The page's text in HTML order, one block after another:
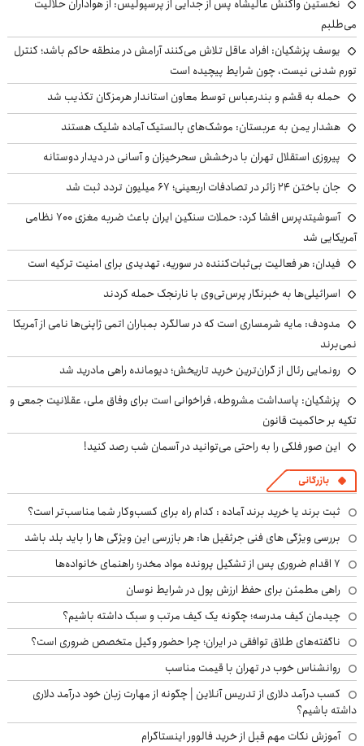
نخستین واکنش عالیشاه پس از جدایی از پرسپولیس: از هواداران حلالیت
می‌طلبم
یوسف پزشکیان: افراد عاقل تلاش می‌کنند آرامش در منطقه حاکم باشد؛ کنترل
تورم شدنی نیست، چون شرایط پیچیده است
حمله به قشم و بندرعباس توسط معاون استاندار هرمزگان تکذیب شد
هشدار یمن به عربستان: موشک‌های بالستیک آماده شلیک هستند
پیروزی استقلال تهران با درخشش سحرخیزان و آسانی در دیدار دوستانه
جان باختن ۲۴ زائر در تصادفات اربعینی؛ ۶۷ میلیون تردد ثبت شد
آسوشیتدپرس افشا کرد: حملات سنگین ایران باعث ضربه مغزی ۷۰۰ نظامی
آمریکایی شد
فیدان: هر فعالیت بی‌ثبات‌کننده در سوریه، تهدیدی برای امنیت ترکیه است
اسرائیلی‌ها به خبرنگار پرس‌تی‌وی با نارنجک حمله کردند
مدودف: مایه شرمساری است که در سالگرد بمباران اتمی ژاپنی‌ها نامی از آمریکا
نمی‌برند
رونمایی رئال از گران‌ترین خرید تاریخش؛ دیومانده راهی مادرید شد
پزشکیان: پاسداشت مشروطه، فراخوانی است برای وفاق ملی، عقلانیت جمعی و
تکیه بر حاکمیت قانون
این صور فلکی را به راحتی می‌توانید در آسمان شب رصد کنید!
بازرگانی
ثبت برند یا خرید برند آماده : کدام راه برای کسب‌وکار شما مناسب‌تر است؟
بررسی ویژگی های فنی جرثقیل ها: هر بازرسی این ویژگی ها را باید بلد باشد
۷ اقدام ضروری پس از تشکیل پرونده مواد مخدر؛ راهنمای خانواده‌ها
راهی مطمئن برای حفظ ارزش پول در شرایط نوسان
چیدمان کیف مدرسه؛ چگونه یک کیف مرتب و سبک داشته باشیم؟
ناگفته‌های طلاق توافقی در ایران؛ چرا حضور وکیل متخصص ضروری است؟
روانشناس خوب در تهران با قیمت مناسب
کسب درآمد دلاری از تدریس آنلاین | چگونه از مهارت زبان خود درآمد دلاری
داشته باشیم؟
آموزش نکات مهم قبل از خرید فالوور اینستاگرام